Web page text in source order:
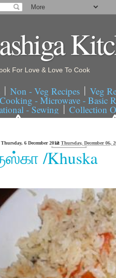
For Love & Love To Cook
Non - Veg Recipes Veg
- Microwave - Basic
- Sewing Collection
Thursday, 6 December 2012
at Thursday, December 06,
/Khuska